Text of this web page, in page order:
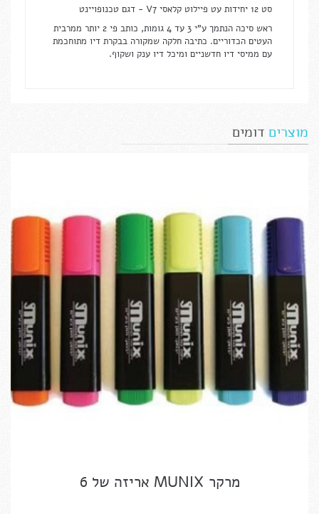
סט 12 יחידות עט פיילוט קלאסי V7 - דגם טכנופויינט
ראש סיכה הנתמך ע"י 3 עד 4 גומות, כותב פי 2 יותר ממרבית
העטים הכדוריים. כתיבה חלקה שמקורה בבקרת דיו מתוחכמת
עם ממיסי דיו חדשניים ומיכל דיו ענק ושקוף.
מוצרים דומים
מרקר MUNIX אריזה של 6